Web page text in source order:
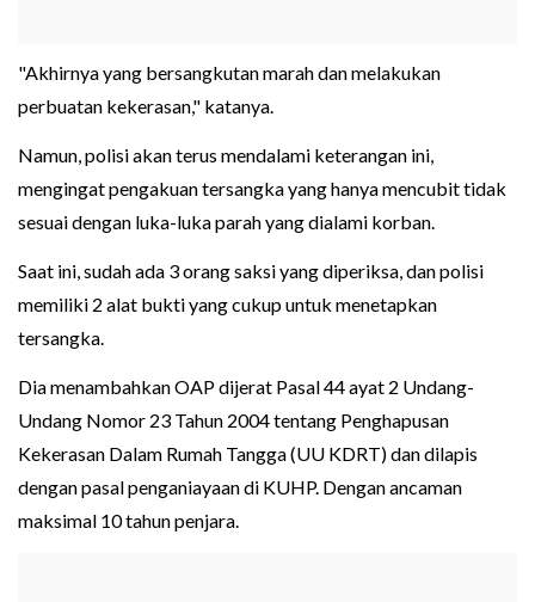
"Akhirnya yang bersangkutan marah dan melakukan
perbuatan kekerasan," katanya.
Namun, polisi akan terus mendalami keterangan ini,
mengingat pengakuan tersangka yang hanya mencubit tidak
sesuai dengan luka-luka parah yang dialami korban.
Saat ini, sudah ada 3 orang saksi yang diperiksa, dan polisi
memiliki 2 alat bukti yang cukup untuk menetapkan
tersangka.
Dia menambahkan OAP dijerat Pasal 44 ayat 2 Undang-
Undang Nomor 23 Tahun 2004 tentang Penghapusan
Kekerasan Dalam Rumah Tangga (UU KDRT) dan dilapis
dengan pasal penganiayaan di KUHP. Dengan ancaman
maksimal 10 tahun penjara.